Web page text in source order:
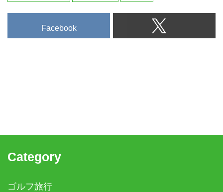
Facebook
Category
ゴルフ旅行